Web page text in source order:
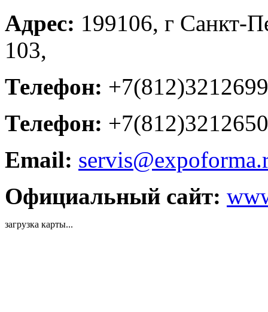
Адрес: 199106, г Санкт-
103,
Телефон: +7(812)3212699
Телефон: +7(812)3212650
Email:
Официальный сайт:
загрузка карты...